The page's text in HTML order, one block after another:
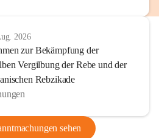
2026
zur Bekämpfung der
Vergilbung der Rebe und der
Rebzikade
sehen